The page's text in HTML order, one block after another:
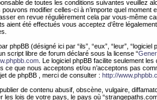
de toutes les conditions suivantes veuillez
modifier celles-ci à n’importe quel
en revue régulièrement cela par vous-même
aient été effectués vous acceptez d’être
phpBB (désigné ici par “ils”, “eux”, “leur”, “logiciel
script libre de forum déclaré sous la license “
. Le logiciel phpBB facilite seulement
ce que nous acceptons et/ou n’acceptons pas
de phpBB , merci de consulter : http://
de contenu abusif, obscène, vulgaire,
les lois de votre pays, le pays où